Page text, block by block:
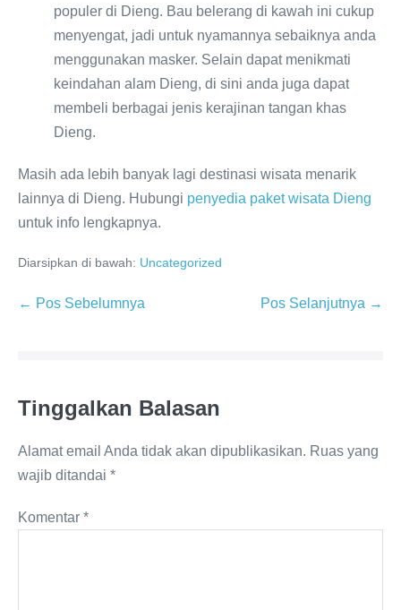
populer di Dieng. Bau belerang di kawah ini cukup
menyengat, jadi untuk nyamannya sebaiknya anda
menggunakan masker. Selain dapat menikmati
keindahan alam Dieng, di sini anda juga dapat
membeli berbagai jenis kerajinan tangan khas
Dieng.
Masih ada lebih banyak lagi destinasi wisata menarik
lainnya di Dieng. Hubungi penyedia paket wisata Dieng
untuk info lengkapnya.
Diarsipkan di bawah: Uncategorized
Navigasi
← Pos Sebelumnya Pos Selanjutnya →
Tinggalkan Balasan
Alamat email Anda tidak akan dipublikasikan. Ruas yang
wajib ditandai *
Komentar *